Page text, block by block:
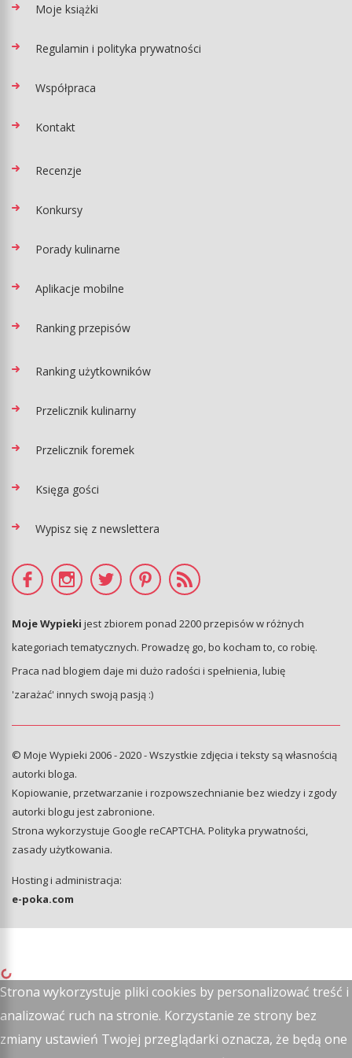
Moje książki
Regulamin i polityka prywatności
Współpraca
Kontakt
Recenzje
Konkursy
Porady kulinarne
Aplikacje mobilne
Ranking przepisów
Ranking użytkowników
Przelicznik kulinarny
Przelicznik foremek
Księga gości
Wypisz się z newslettera
Moje Wypieki jest zbiorem ponad 2200 przepisów w różnych
kategoriach tematycznych. Prowadzę go, bo kocham to, co robię.
Praca nad blogiem daje mi dużo radości i spełnienia, lubię
'zarażać' innych swoją pasją :)
© Moje Wypieki 2006 - 2020 - Wszystkie zdjęcia i teksty są własnością
autorki bloga.
Kopiowanie, przetwarzanie i rozpowszechnianie bez wiedzy i zgody
autorki blogu jest zabronione.
Strona wykorzystuje Google reCAPTCHA. Polityka prywatności,
zasady użytkowania.
Hosting i administracja:
e-poka.com
Strona wykorzystuje pliki cookies by personalizować treść i
analizować ruch na stronie. Korzystanie ze strony bez
zmiany ustawień Twojej przeglądarki oznacza, że będą one